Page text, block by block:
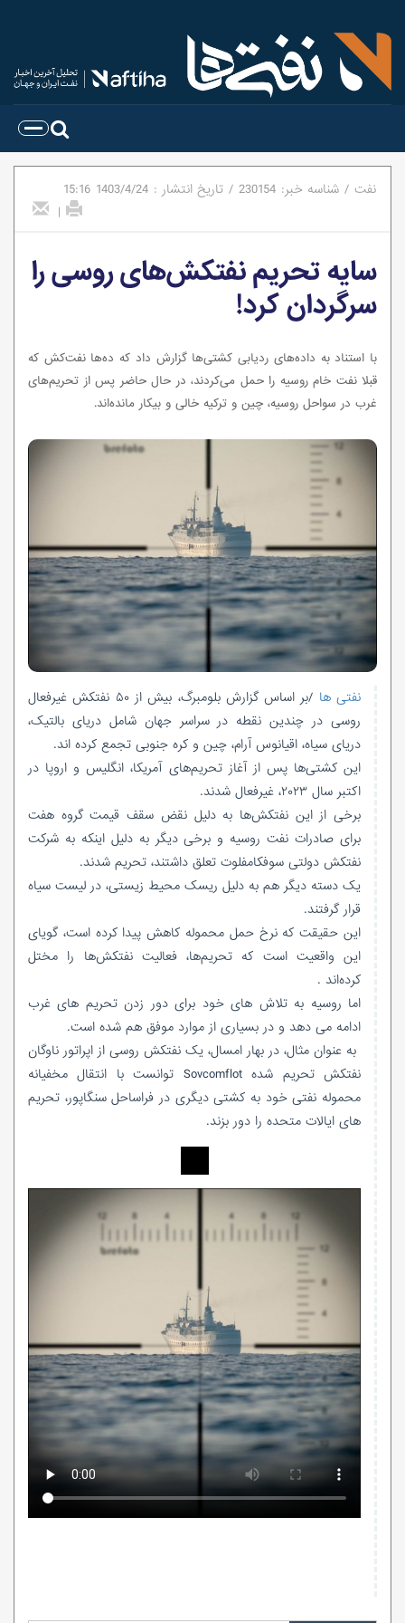
نفت / شناسه خبر: 230154
/ تاریخ انتشار : 1403/4/24
15:16
|
سایه تحریم نفتکش‌های روسی را
سرگردان کرد!
با استناد به داده‌های ردیابی کشتی‌ها گزارش داد که ده‌ها نفت‌کش که
قبلا نفت خام روسیه را حمل می‌کردند، در حال حاضر پس از تحریم‌های
غرب در سواحل روسیه، چین و ترکیه خالی و بیکار مانده‌اند.
نفتی ها
/بر اساس گزارش بلومبرگ، بیش از ۵۰ نفتکش غیرفعال
روسی در چندین نقطه در سراسر جهان شامل دریای بالتیک،
دریای سیاه، اقیانوس آرام، چین و کره جنوبی تجمع کرده اند.
این کشتی‌ها پس از آغاز تحریم‌های آمریکا، انگلیس و اروپا در
اکتبر سال ۲۰۲۳، غیرفعال شدند.
برخی از این نفتکش‌ها به دلیل نقض سقف قیمت گروه هفت
برای صادرات نفت روسیه و برخی دیگر به دلیل اینکه به شرکت
نفتکش دولتی سوفکامفلوت تعلق داشتند، تحریم شدند.
یک دسته دیگر هم به دلیل ریسک محیط زیستی، در لیست سیاه
قرار گرفتند.
این حقیقت که نرخ حمل محموله کاهش پیدا کرده است، گویای
این واقعیت است که تحریم‌ها، فعالیت نفتکش‌ها را مختل
کرده‌اند .
اما روسیه به تلاش های خود برای دور زدن تحریم های غرب
ادامه می دهد و در بسیاری از موارد موفق هم شده است.
به عنوان مثال، در بهار امسال، یک نفتکش روسی از اپراتور ناوگان
نفتکش تحریم شده Sovcomflot توانست با انتقال مخفیانه
محموله نفتی خود به کشتی دیگری در فراساحل سنگاپور، تحریم
های ایالات متحده را دور بزند.